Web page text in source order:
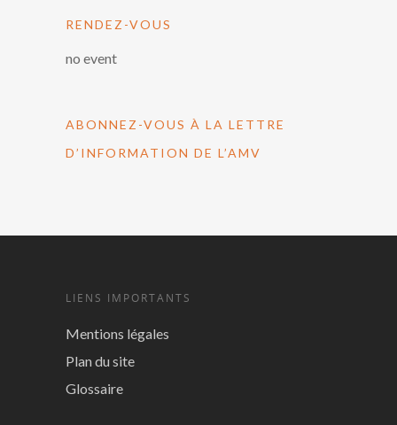
RENDEZ-VOUS
no event
ABONNEZ-VOUS À LA LETTRE
D’INFORMATION DE L’AMV
LIENS IMPORTANTS
Mentions légales
Plan du site
Glossaire